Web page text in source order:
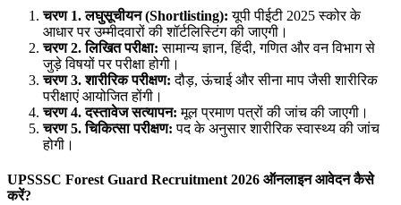
चरण 1. लघुसूचीयन (Shortlisting):यूपी पीईटी 2025 स्कोर के
आधार पर उम्मीदवारों की शॉर्टलिस्टिंग की जाएगी।
चरण 2. लिखित परीक्षा:सामान्य ज्ञान, हिंदी, गणित और वन विभाग से
जुड़े विषयों पर परीक्षा होगी।
चरण 3. शारीरिक परीक्षण:दौड़, ऊंचाई और सीना माप जैसी शारीरिक
परीक्षाएं आयोजित होंगी।
चरण 4. दस्तावेज सत्यापन:मूल प्रमाण पत्रों की जांच की जाएगी।
चरण 5. चिकित्सा परीक्षण:पद के अनुसार शारीरिक स्वास्थ्य की जांच
होगी।
UPSSSC Forest Guard Recruitment 2026 ऑनलाइन आवेदन कैसे
करें?